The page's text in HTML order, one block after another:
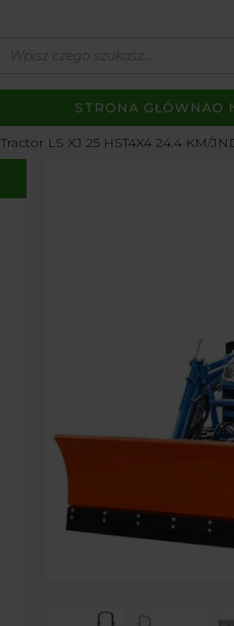
produktów
STRONA GŁÓWNAO
Tractor LS XJ 25 HST4X4 24.4 KM/